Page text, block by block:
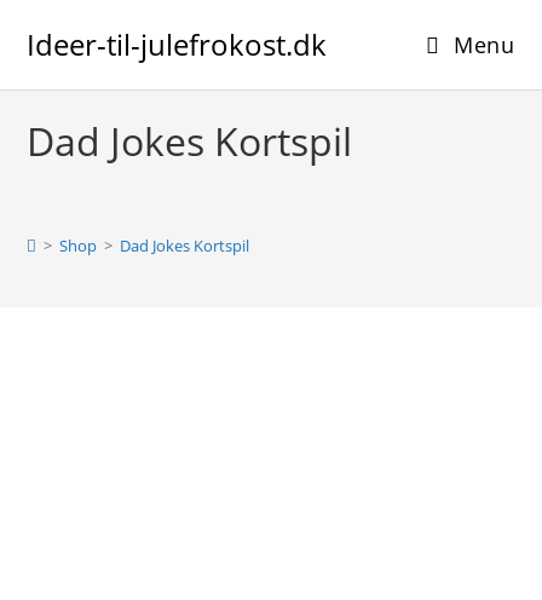
Ideer-til-julefrokost.dk Menu
Dad Jokes Kortspil
> Shop > Dad Jokes Kortspil